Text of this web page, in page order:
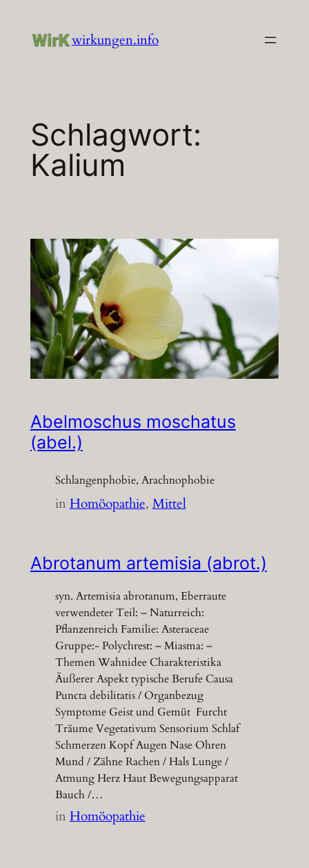
Inhalt
wirkungen.info
Schlagwort:
Kalium
Abelmoschus moschatus
(abel.)
Schlangenphobie, Arachnophobie
inHomöopathie, Mittel
Abrotanum artemisia (abrot.)
syn. Artemisia abrotanum, Eberraute
verwendeter Teil: – Naturreich:
Pflanzenreich Familie: Asteraceae
Gruppe:- Polychrest: – Miasma: –
Themen Wahnidee Charakteristika
Äußerer Aspekt typische Berufe Causa
Puncta debilitatis / Organbezug
Symptome Geist und Gemüt Furcht
Träume Vegetativum Sensorium Schlaf
Schmerzen Kopf Augen Nase Ohren
Mund / Zähne Rachen / Hals Lunge /
Atmung Herz Haut Bewegungsapparat
Bauch /…
inHomöopathie